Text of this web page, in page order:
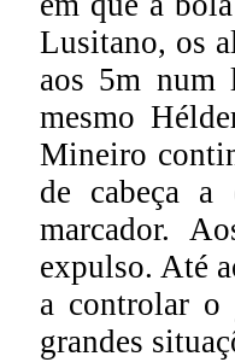
Lusitano, os
aos 5m num
mesmo
Mineiro
de cabeça
marcador.
expulso. Até
a controlar o
grandes